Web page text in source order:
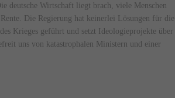
deutsche Wirtschaft liegt brach, viele Menschen
Die Regierung hat keinerlei Lösungen für die
Krieges geführt und setzt Ideologieprojekte über
uns von katastrophalen Ministern und einer